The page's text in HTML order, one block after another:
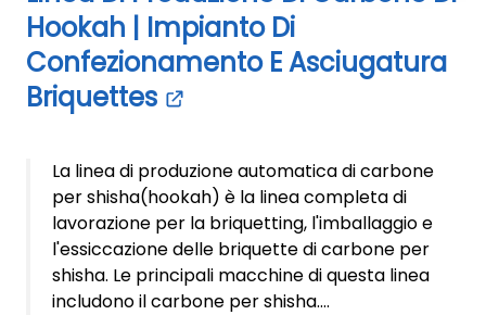
Hookah | Impianto Di
Confezionamento E Asciugatura
Briquettes
La linea di produzione automatica di carbone
per shisha(hookah) è la linea completa di
lavorazione per la briquetting, l'imballaggio e
l'essiccazione delle briquette di carbone per
shisha. Le principali macchine di questa linea
includono il carbone per shisha....